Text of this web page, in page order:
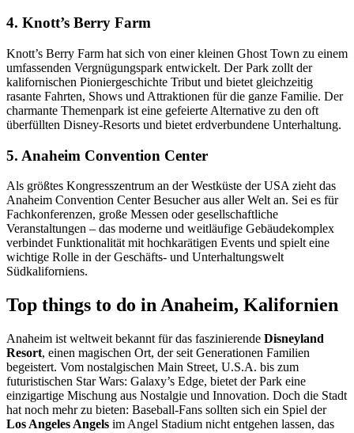
4. Knott’s Berry Farm
Knott’s Berry Farm hat sich von einer kleinen Ghost Town zu einem
umfassenden Vergnügungspark entwickelt. Der Park zollt der
kalifornischen Pioniergeschichte Tribut und bietet gleichzeitig
rasante Fahrten, Shows und Attraktionen für die ganze Familie. Der
charmante Themenpark ist eine gefeierte Alternative zu den oft
überfüllten Disney-Resorts und bietet erdverbundene Unterhaltung.
5. Anaheim Convention Center
Als größtes Kongresszentrum an der Westküste der USA zieht das
Anaheim Convention Center Besucher aus aller Welt an. Sei es für
Fachkonferenzen, große Messen oder gesellschaftliche
Veranstaltungen – das moderne und weitläufige Gebäudekomplex
verbindet Funktionalität mit hochkarätigen Events und spielt eine
wichtige Rolle in der Geschäfts- und Unterhaltungswelt
Südkaliforniens.
Top things to do in Anaheim, Kalifornien
Anaheim ist weltweit bekannt für das faszinierende Disneyland
Resort, einen magischen Ort, der seit Generationen Familien
begeistert. Vom nostalgischen Main Street, U.S.A. bis zum
futuristischen Star Wars: Galaxy’s Edge, bietet der Park eine
einzigartige Mischung aus Nostalgie und Innovation. Doch die Stadt
hat noch mehr zu bieten: Baseball-Fans sollten sich ein Spiel der
Los Angeles Angels im Angel Stadium nicht entgehen lassen, das